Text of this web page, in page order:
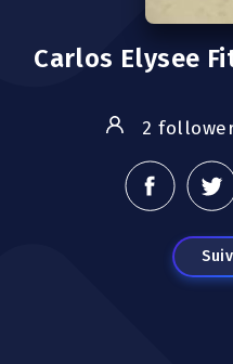
Carlos Elysee
2